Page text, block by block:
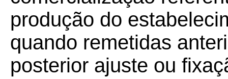
produção do
quando remetidas
posterior ajuste ou